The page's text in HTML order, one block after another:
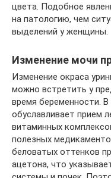
цвета. Подобное
на патологию, чем
выделений у женщины.
Изменение мочи
Изменение окраса
можно встретить у
время беременности.
обуславливает прием
витаминных
полезных
беловатых оттенков
ацетона, что